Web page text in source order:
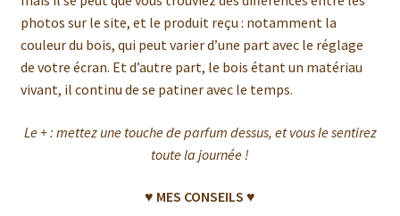
photos sur le site, et le produit reçu : notamment la
couleur du bois, qui peut varier d’une part avec le réglage
de votre écran. Et d’autre part, le bois étant un matériau
vivant, il continu de se patiner avec le temps.
Le + : mettez une touche de parfum dessus, et vous le sentirez
toute la journée !
♥ MES CONSEILS ♥